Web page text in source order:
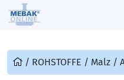
/ ROHSTOFFE / Malz /